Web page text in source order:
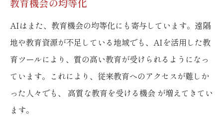
教育機会の均等化
AIはまた、教育機会の均等化にも寄与しています。遠隔
地や教育資源が不足している地域でも、AIを活用した教
育ツールにより、質の高い教育が受けられるようになっ
ています。これにより、従来教育へのアクセスが難しか
った人々でも、 高質な教育を受ける機会 が増えてきてい
ます。